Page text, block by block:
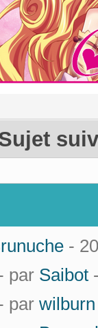
-
par Saibot
par wilburn